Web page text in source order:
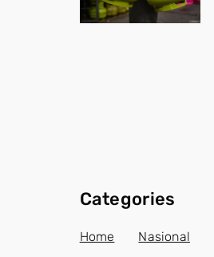
Categories
Home Nasional